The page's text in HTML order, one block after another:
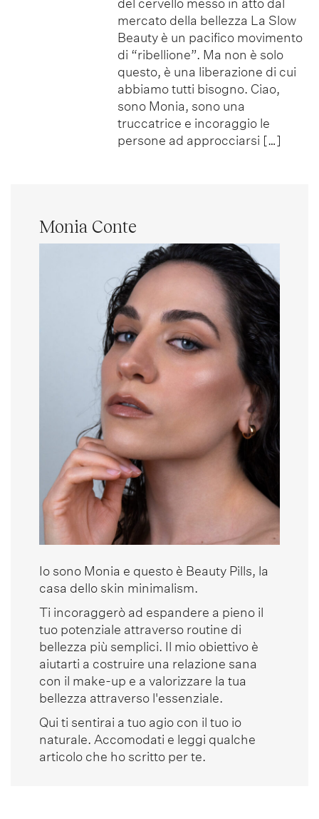
mercato della bellezza La Slow
Beauty è un pacifico movimento
di “ribellione”. Ma non è solo
questo, è una liberazione di cui
abbiamo tutti bisogno. Ciao,
sono Monia, sono una
truccatrice e incoraggio le
persone ad approcciarsi […]
Monia Conte
Io sono Monia e questo è Beauty Pills, la
casa dello skin minimalism.
Ti incoraggerò ad espandere a pieno il
tuo potenziale attraverso routine di
bellezza più semplici. Il mio obiettivo è
aiutarti a costruire una relazione sana
con il make-up e a valorizzare la tua
bellezza attraverso l'essenziale.
Qui ti sentirai a tuo agio con il tuo io
naturale. Accomodati e leggi qualche
articolo che ho scritto per te.